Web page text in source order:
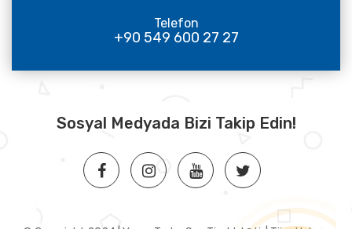
Telefon
+90 549 600 27 27
Sosyal Medyada Bizi Takip Edin!